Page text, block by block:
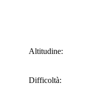
Altitudine:
Difficoltà: